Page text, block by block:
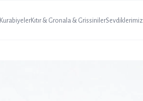
KurabiyelerKıtır & Gronala & GrissinilerSevdiklerimiz